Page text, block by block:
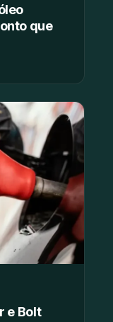
que
e Bolt